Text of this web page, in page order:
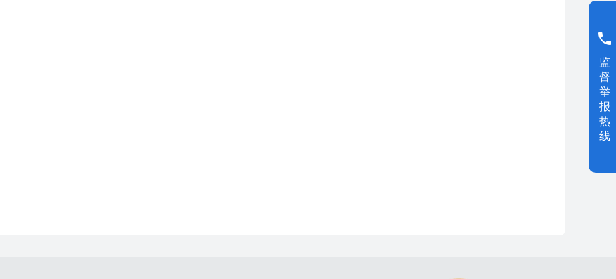
监
督
举
报
热
线